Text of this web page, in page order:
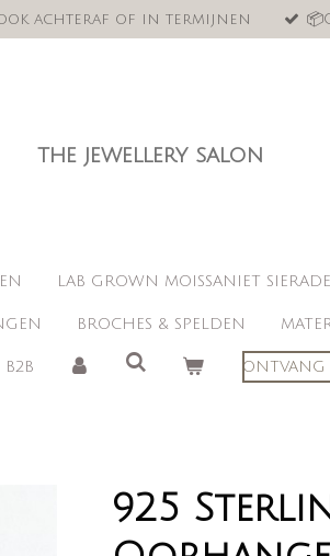
ook achteraf of in termijnen
the jewellery salon
LAB GROWN MOISSANIET
BROCHES & SPELDEN
B2B ONTVANG
925